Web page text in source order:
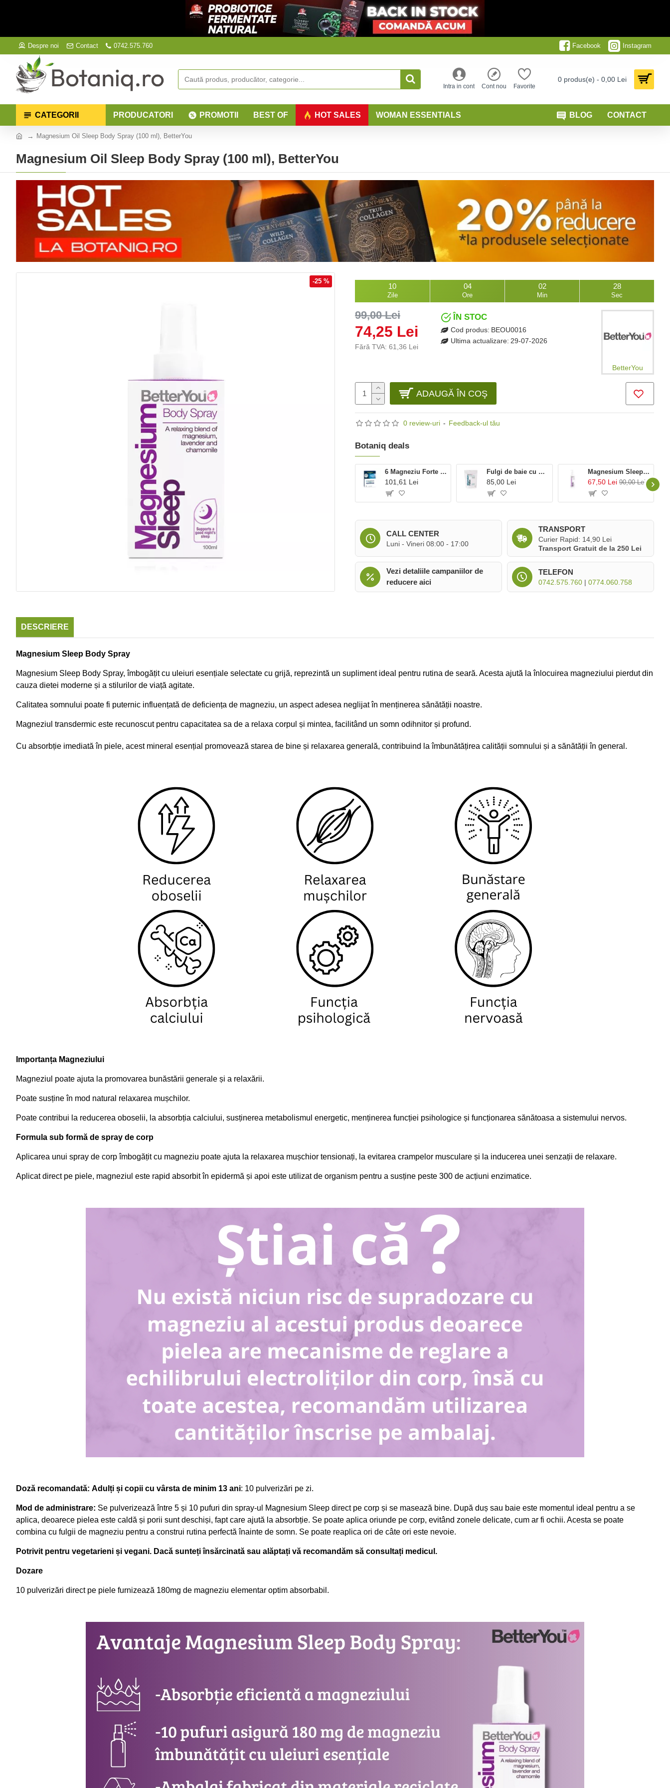
Despre noi Contact 0742.575.760 Facebook Instagram
Intra in cont Cont nou Favorite
0 produs(e) - 0,00 Lei
CATEGORII PRODUCATORI PROMOTII BEST OF HOT SALES WOMAN ESSENTIALS BLOG CONTACT
Magnesium Oil Sleep Body Spray (100 ml), BetterYou
Magnesium Oil Sleep Body Spray (100 ml), BetterYou
-25 %
0 review-uri - Feedback-ul tău
10
Zile
04
Ore
02
Min
27
Sec
99,00 Lei
74,25 Lei
Fără TVA: 61,36 Lei
ÎN STOC
Cod produs: BEOU0016
Ultima actualizare: 29-07-2026
BetterYou
ADAUGĂ ÎN COŞ
CALL CENTER
Luni - Vineri 08:00 - 17:00
TRANSPORT
Curier Rapid: 14,90 Lei
Transport Gratuit de la 250 Lei
Vezi detaliile campaniilor de
reducere aici
TELEFON
0742.575.760| 0774.060.758
Botaniq deals
6 Magneziu Forte (2 blistere x 15 cmp), Dietaroma
101,61 Lei
Fulgi de baie cu magneziu (1000 grame), BetterYou
85,00 Lei
Magnesium Sleep Body Lotion (180 ml), BetterYou
67,50 Lei 90,00 Lei
DESCRIERE
Magnesium Sleep Body Spray
Magnesium Sleep Body Spray, îmbogățit cu uleiuri esențiale selectate cu grijă, reprezintă un supliment ideal pentru rutina de seară. Acesta ajută la înlocuirea magneziului pierdut din
cauza dietei moderne și a stilurilor de viață agitate.
Calitatea somnului poate fi puternic influențată de deficiența de magneziu, un aspect adesea neglijat în menținerea sănătății noastre.
Magneziul transdermic este recunoscut pentru capacitatea sa de a relaxa corpul și mintea, facilitând un somn odihnitor și profund.
Cu absorbție imediată în piele, acest mineral esențial promovează starea de bine și relaxarea generală, contribuind la îmbunătățirea calității somnului și a sănătății în general.
Importanța Magneziului
Magneziul poate ajuta la promovarea bunăstării generale și a relaxării.
Poate susține în mod natural relaxarea mușchilor.
Poate contribui la reducerea oboselii, la absorbția calciului, susținerea metabolismul energetic, menținerea funcției psihologice și funcționarea sănătoasa a sistemului nervos.
Formula sub formă de spray de corp
Aplicarea unui spray de corp îmbogățit cu magneziu poate ajuta la relaxarea mușchior tensionați, la evitarea crampelor musculare și la inducerea unei senzații de relaxare.
Aplicat direct pe piele, magneziul este rapid absorbit în epidermă și apoi este utilizat de organism pentru a susține peste 300 de acțiuni enzimatice.
Doză recomandată: Adulți și copii cu vârsta de minim 13 ani: 10 pulverizări pe zi.
Mod de administrare: Se pulverizează între 5 și 10 pufuri din spray-ul Magnesium Sleep direct pe corp și se masează bine. După duș sau baie este momentul ideal pentru a se
aplica, deoarece pielea este caldă și porii sunt deschiși, fapt care ajută la absorbție. Se poate aplica oriunde pe corp, evitând zonele delicate, cum ar fi ochii. Acesta se poate
combina cu fulgii de magneziu pentru a construi rutina perfectă înainte de somn. Se poate reaplica ori de câte ori este nevoie.
Potrivit pentru vegetarieni și vegani. Dacă sunteți însărcinată sau alăptați vă recomandăm să consultați medicul.
Dozare
10 pulverizări direct pe piele furnizează 180mg de magneziu elementar optim absorbabil.